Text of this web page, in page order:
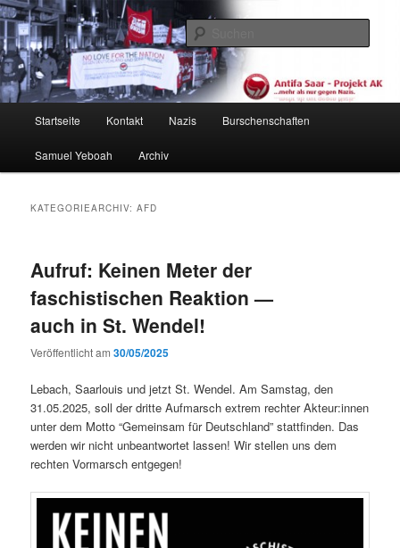
Zum
primären
Inhalt
springen
Zum
sekundären
Inhalt
springenAntifa Saar / Projekt AK
Startseite Kontakt Nazis Burschenschaften
Samuel Yeboah Archiv
KATEGORIEARCHIV:AFD
Aufruf: Keinen Meter der
faschistischen Reaktion —
auch in St. Wendel!
Veröffentlicht am30/05/2025
Lebach, Saar­louis und jet­zt St. Wen­del. Am Sam­stag, den
31.05.2025, soll der dritte Auf­marsch extrem rechter Akteur:innen
unter dem Mot­to “Gemein­sam für Deutsch­land” stat­tfind­en. Das
wer­den wir nicht unbeant­wortet lassen! Wir stellen uns dem
recht­en Vor­marsch entgegen!